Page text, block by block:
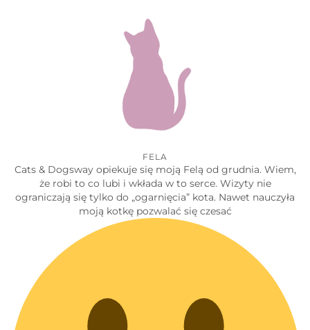
FELA
Cats & Dogsway opiekuje się moją Felą od grudnia. Wiem,
że robi to co lubi i wkłada w to serce. Wizyty nie
ograniczają się tylko do „ogarnięcia” kota. Nawet nauczyła
moją kotkę pozwalać się czesać